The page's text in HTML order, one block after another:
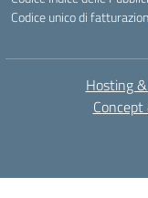
Codice unico di
Hosting